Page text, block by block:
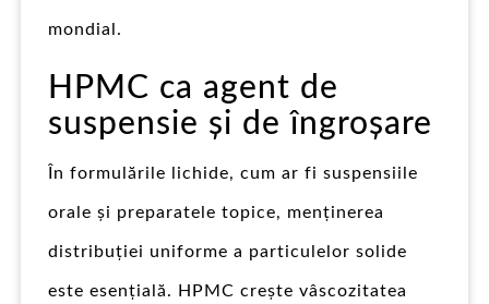
mondial.
HPMC ca agent de
suspensie și de îngroșare
În formulările lichide, cum ar fi suspensiile
orale și preparatele topice, menținerea
distribuției uniforme a particulelor solide
este esențială. HPMC crește vâscozitatea